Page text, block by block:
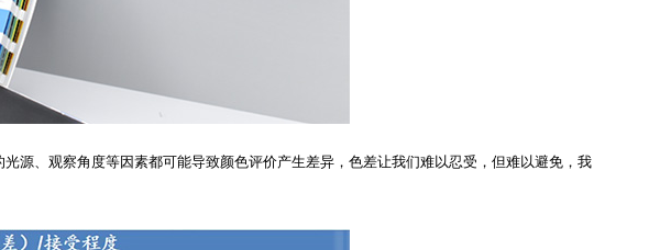
、观察角度等因素都可能导致颜色评价产生差异，色差让我们难以忍受，但难以避免，我